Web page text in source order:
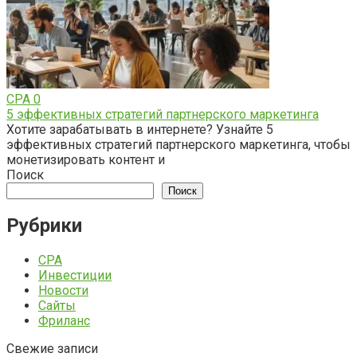
CPA 0
5 эффективных стратегий партнерского маркетинга
Хотите зарабатывать в интернете? Узнайте 5
эффективных стратегий партнерского маркетинга, чтобы
монетизировать контент и
Поиск
Поиск
Рубрики
CPA
Инвестиции
Новости
Сайты
Фриланс
Свежие записи